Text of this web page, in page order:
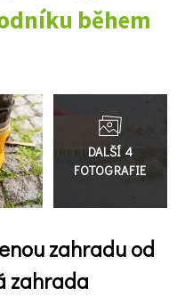
během
do
galerie
zahradu od
zahrada